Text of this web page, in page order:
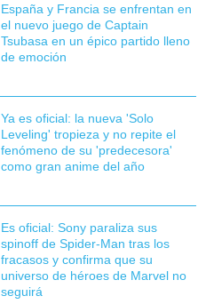
España y Francia se enfrentan en
el nuevo juego de Captain
Tsubasa en un épico partido lleno
de emoción
Ya es oficial: la nueva 'Solo
Leveling' tropieza y no repite el
fenómeno de su 'predecesora'
como gran anime del año
Es oficial: Sony paraliza sus
spinoff de Spider-Man tras los
fracasos y confirma que su
universo de héroes de Marvel no
seguirá